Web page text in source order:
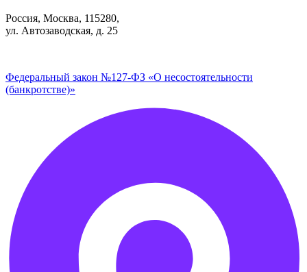
Россия, Москва, 115280,
ул. Автозаводская, д. 25
Федеральный закон №127-ФЗ «О несостоятельности
(банкротстве)»